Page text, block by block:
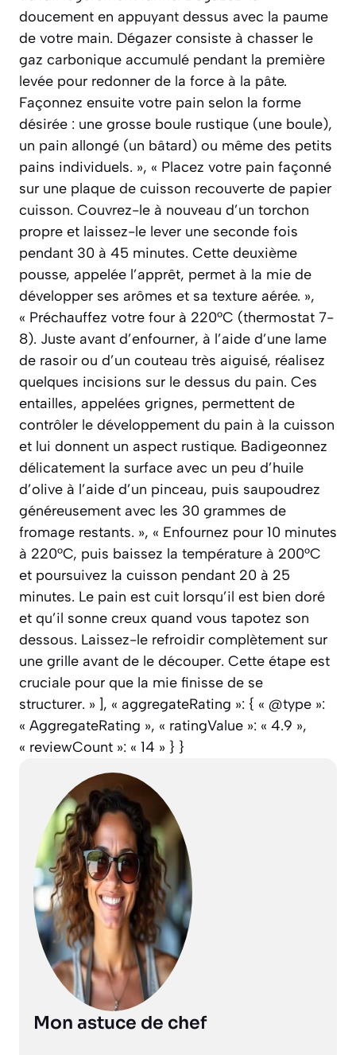
doucement en appuyant dessus avec la paume
de votre main. Dégazer consiste à chasser le
gaz carbonique accumulé pendant la première
levée pour redonner de la force à la pâte.
Façonnez ensuite votre pain selon la forme
désirée : une grosse boule rustique (une boule),
un pain allongé (un bâtard) ou même des petits
pains individuels. », « Placez votre pain façonné
sur une plaque de cuisson recouverte de papier
cuisson. Couvrez-le à nouveau d’un torchon
propre et laissez-le lever une seconde fois
pendant 30 à 45 minutes. Cette deuxième
pousse, appelée l’apprêt, permet à la mie de
développer ses arômes et sa texture aérée. »,
« Préchauffez votre four à 220°C (thermostat 7-
8). Juste avant d’enfourner, à l’aide d’une lame
de rasoir ou d’un couteau très aiguisé, réalisez
quelques incisions sur le dessus du pain. Ces
entailles, appelées grignes, permettent de
contrôler le développement du pain à la cuisson
et lui donnent un aspect rustique. Badigeonnez
délicatement la surface avec un peu d’huile
d’olive à l’aide d’un pinceau, puis saupoudrez
généreusement avec les 30 grammes de
fromage restants. », « Enfournez pour 10 minutes
à 220°C, puis baissez la température à 200°C
et poursuivez la cuisson pendant 20 à 25
minutes. Le pain est cuit lorsqu’il est bien doré
et qu’il sonne creux quand vous tapotez son
dessous. Laissez-le refroidir complètement sur
une grille avant de le découper. Cette étape est
cruciale pour que la mie finisse de se
structurer. » ], « aggregateRating »: { « @type »:
« AggregateRating », « ratingValue »: « 4.9 »,
« reviewCount »: « 14 » } }
Mon astuce de chef